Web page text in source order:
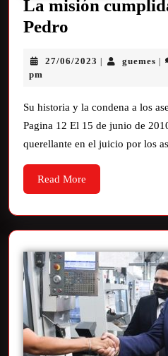
La misión
Pedro
27/06/2023 guemes
pm
Su historia y la condena a los
Pagina 12 El 15 de junio de
querellante en el juicio por los
Read More